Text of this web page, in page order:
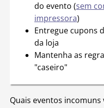
do evento (sem
impressora)
Entregue cupons
da loja
Mantenha as
"caseiro"
Quais eventos